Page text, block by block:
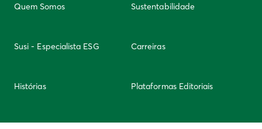
Quem Somos Sustentabilidade
Susi - Especialista ESG Carreiras
Histórias Plataformas Editoriais
Newsletter Integridade